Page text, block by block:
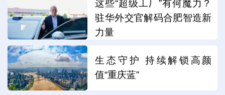
这些“超级工厂”有何魔力？
驻华外交官解码合肥智造新
力量
生态守护 持续解锁高颜
值“重庆蓝”